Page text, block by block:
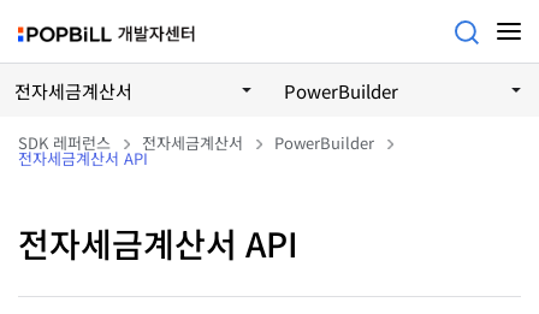
전자세금계산서 PowerBuilder
SDK 레퍼런스 전자세금계산서 PowerBuilder
전자세금계산서 API
전자세금계산서 API